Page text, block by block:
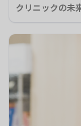
クリニックの未